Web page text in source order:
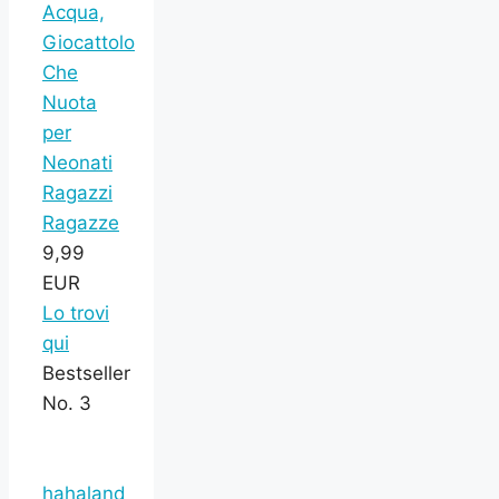
Acqua,
Giocattolo
Che
Nuota
per
Neonati
Ragazzi
Ragazze
9,99
EUR
Lo trovi
qui
Bestseller
No. 3
hahaland